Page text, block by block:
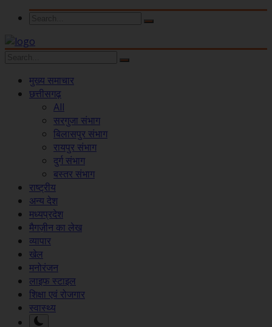
मुख्य समाचार
छत्तीसगढ़
All
सरगुजा संभाग
बिलासपुर संभाग
रायपुर संभाग
दुर्ग संभाग
बस्तर संभाग
राष्ट्रीय
अन्य देश
मध्यप्रदेश
मैगज़ीन का लेख
व्यापार
खेल
मनोरंजन
लाइफ स्टाइल
शिक्षा एवं रोजगार
स्वास्थ्य